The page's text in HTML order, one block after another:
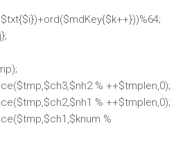
% ++$tmplen,0);
% ++$tmplen,0);
%